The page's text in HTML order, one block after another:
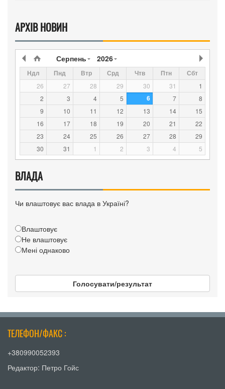
АРХІВ НОВИН
Серпень 2026
Ндл Пнд Втр Срд Чтв Птн Сбт
26 27 28 29 30 31
1
2
3 4 5 6 7
8
9
10 11 12 13 14
15
16
17 18 19 20 21
22
23
24 25 26 27 28
29
30
31 1 2 3 4 5
ВЛАДА
Чи влаштовує вас влада в Україні?
Влаштовує
Не влаштовує
Мені однаково
Голосувати/результат
ТЕЛЕФОН/ФАКС :
+380990052393
Редактор: Петро Гойс